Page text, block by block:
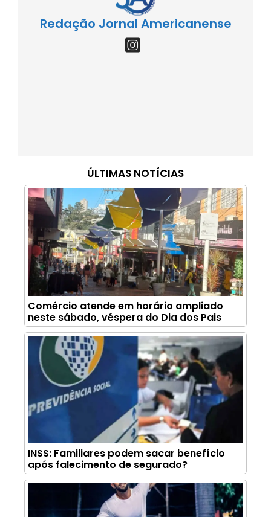
Redação Jornal Americanense
ÚLTIMAS NOTÍCIAS
Comércio atende em horário ampliado
neste sábado, véspera do Dia dos Pais
INSS: Familiares podem sacar benefício
após falecimento de segurado?